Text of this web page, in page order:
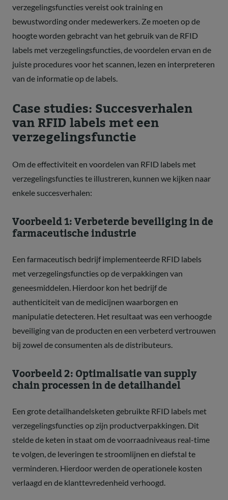
verzegelingsfuncties vereist ook training en
bewustwording onder medewerkers. Ze moeten op de
hoogte worden gebracht van het gebruik van de RFID
labels met verzegelingsfuncties, de voordelen ervan en de
juiste procedures voor het scannen, lezen en interpreteren
van de informatie op de labels.
Case studies: Succesverhalen
van RFID labels met een
verzegelingsfunctie
Om de effectiviteit en voordelen van RFID labels met
verzegelingsfuncties te illustreren, kunnen we kijken naar
enkele succesverhalen:
Voorbeeld 1: Verbeterde beveiliging in de
farmaceutische industrie
Een farmaceutisch bedrijf implementeerde RFID labels
met verzegelingsfuncties op de verpakkingen van
geneesmiddelen. Hierdoor kon het bedrijf de
authenticiteit van de medicijnen waarborgen en
manipulatie detecteren. Het resultaat was een verhoogde
beveiliging van de producten en een verbeterd vertrouwen
bij zowel de consumenten als de distributeurs.
Voorbeeld 2: Optimalisatie van supply
chain processen in de detailhandel
Een grote detailhandelsketen gebruikte RFID labels met
verzegelingsfuncties op zijn productverpakkingen. Dit
stelde de keten in staat om de voorraadniveaus real-time
te volgen, de leveringen te stroomlijnen en diefstal te
verminderen. Hierdoor werden de operationele kosten
verlaagd en de klanttevredenheid verhoogd.